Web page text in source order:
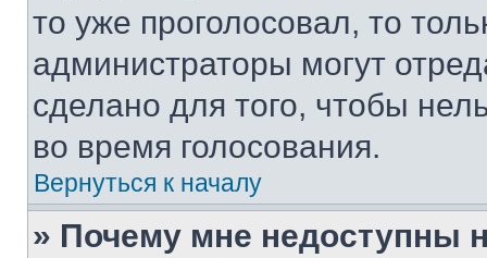
то уже проголосовал, то
администраторы могут
сделано для того, чтобы
во время голосования.
Вернуться к началу
» Почему мне недоступны